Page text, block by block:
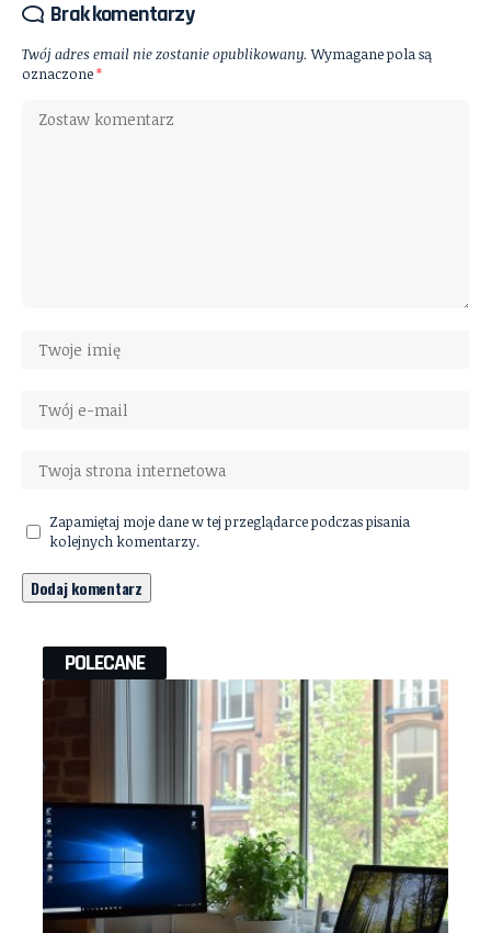
Brak komentarzy
Twój adres email nie zostanie opublikowany. Wymagane pola są
oznaczone*
Zapamiętaj moje dane w tej przeglądarce podczas pisania
kolejnych komentarzy.
POLECANE